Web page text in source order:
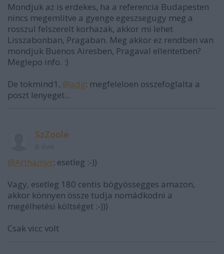
Mondjuk az is erdekes, ha a referencia Budapesten
nincs megemlitve a gyenge egeszsegugy meg a
rosszul felszerelt korhazak, akkor mi lehet
Lisszabonban, Pragaban. Meg akkor ez rendben van
mondjuk Buenos Airesben, Pragaval ellentetben?
Meglepo info. :)
De tokmind1, @adg: megfeleloen osszefoglalta a
poszt lenyeget...
SzZoole
@Arthamyr: esetleg :-))
Vagy, esetleg 180 centis bögyössegges amazon,
akkor könnyen össze tudja nomádkodni a
megélhetési költséget :-)))
Csak vicc volt